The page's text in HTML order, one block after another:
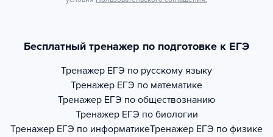
Бесплатный тренажер по подготовке к ЕГЭ
Тренажер ЕГЭ по русскому языку
Тренажер ЕГЭ по математике
Тренажер ЕГЭ по обществознанию
Тренажер ЕГЭ по биологии
Тренажер ЕГЭ по информатикеТренажер ЕГЭ по физике